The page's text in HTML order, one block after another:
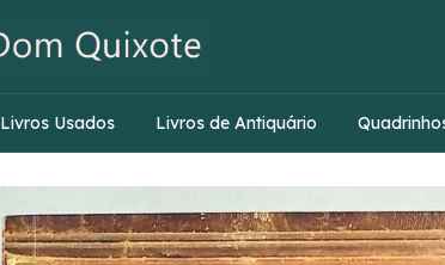
Livros Usados Livros de Antiquário